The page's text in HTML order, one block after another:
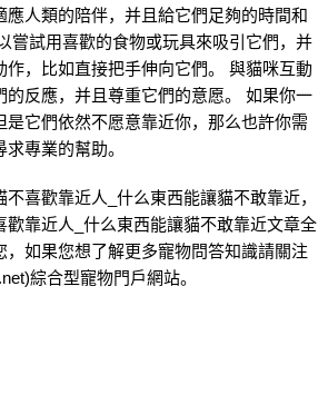
應人類的陪伴，并且給它們足夠的時間和
嘗試用喜歡的食物或玩具來吸引它們，并
作，比如直接把手伸向它們。 與貓咪互動
的反應，并且尊重它們的意愿。 如果你一
是它們依然不愿意靠近你，那么也許你需
專業的幫助。
喜歡靠近人_什么東西能讓貓不敢靠近，
歡靠近人_什么東西能讓貓不敢靠近文章全
，如果您想了解更多寵物問答知識請關注
綜合型寵物門戶網站。